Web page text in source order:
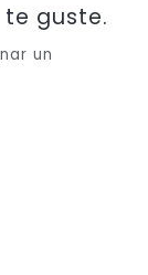
guste.
un